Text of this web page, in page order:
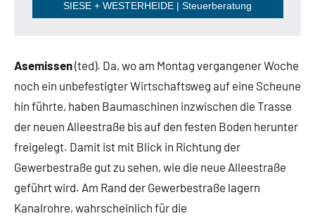
SIESE + WESTERHEIDE | Steuerberatung
Asemissen(ted). Da, wo am Montag vergangener Woche
noch ein unbefestigter Wirtschaftsweg auf eine Scheune
hin führte, haben Baumaschinen inzwischen die Trasse
der neuen Alleestraße bis auf den festen Boden herunter
freigelegt. Damit ist mit Blick in Richtung der
Gewerbestraße gut zu sehen, wie die neue Alleestraße
geführt wird. Am Rand der Gewerbestraße lagern
Kanalrohre, wahrscheinlich für die